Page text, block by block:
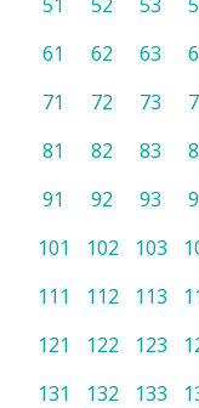
61
62 63
71
72 73
81
82 83
91
92 93
101
102 103
111
112 113
121
122 123
131
132 133